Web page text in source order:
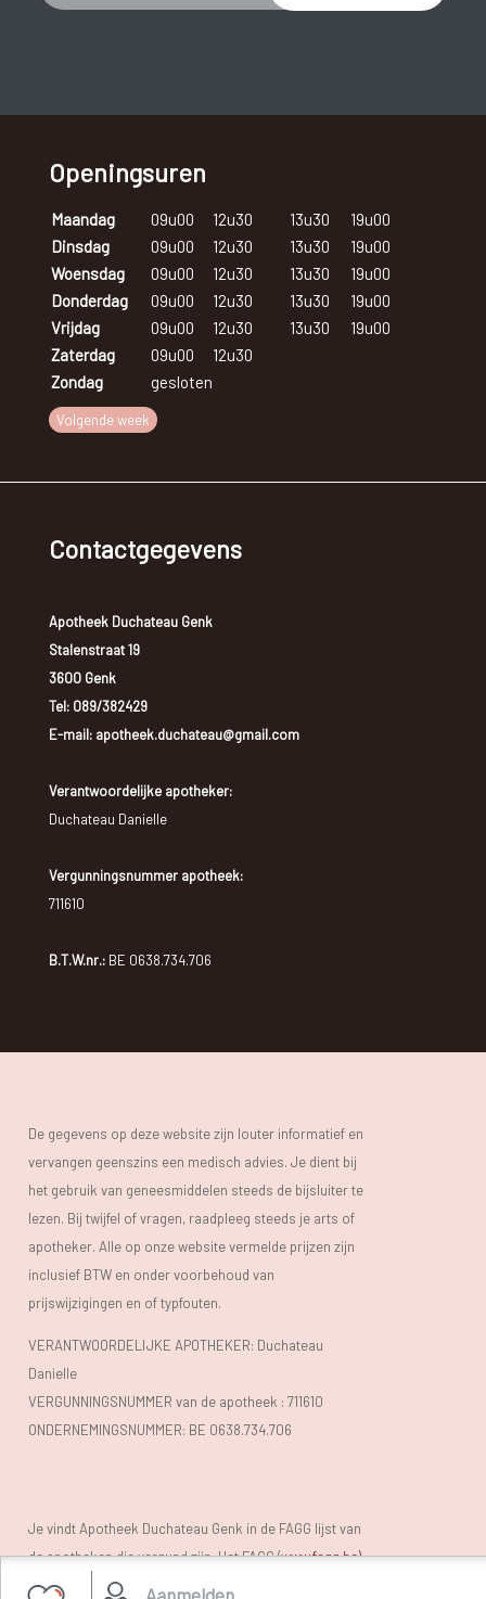
Aanmelden
Openingsuren
Maandag 09u00 12u30 13u30
19u00
Dinsdag
09u00 12u30 13u30
19u00
Woensdag
09u00 12u30 13u30
19u00
Donderdag
09u00 12u30 13u30
19u00
Vrijdag
09u00 12u30 13u30
19u00
Zaterdag
09u00
12u30
Zondag
gesloten
Volgende week
Contactgegevens
Apotheek Duchateau Genk
Stalenstraat 19
3600 Genk
Tel: 089/382429
E-mail: apotheek.duchateau@gmail.com
Verantwoordelijke apotheker:
Duchateau Danielle
Vergunningsnummer apotheek:
711610
B.T.W.nr.:BE 0638.734.706
De gegevens op deze website zijn louter informatief en
vervangen geenszins een medisch advies. Je dient bij
het gebruik van geneesmiddelen steeds de bijsluiter te
lezen. Bij twijfel of vragen, raadpleeg steeds je arts of
apotheker. Alle op onze website vermelde prijzen zijn
inclusief BTW en onder voorbehoud van
prijswijzigingen en of typfouten.
VERANTWOORDELIJKE APOTHEKER: Duchateau
Danielle
VERGUNNINGSNUMMER van de apotheek : 711610
ONDERNEMINGSNUMMER: BE 0638.734.706
Je vindt Apotheek Duchateau Genk in de FAGG lijst van
de apotheken die vergund zijn. Het FAGG (www.fagg.be)
controleert de wettelikheid van de Belgische (online)